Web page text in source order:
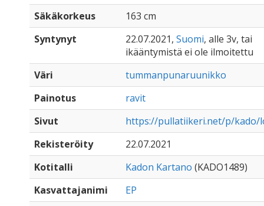
Säkäkorkeus
163 cm
Syntynyt
22.07.2021, Suomi, alle 3v, tai
ikääntymistä ei ole ilmoitettu
Väri
tummanpunaruunikko
Painotus
ravit
Sivut
https://pullatiikeri.net/p/kado/
Rekisteröity
22.07.2021
Kotitalli
Kadon Kartano (KADO1489)
Kasvattajanimi
EP